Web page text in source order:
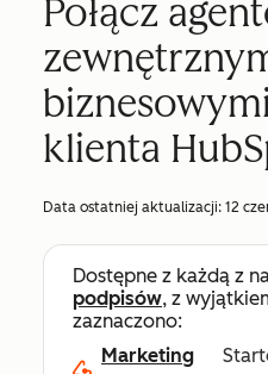
Połącz
klienta
Data ostatniej aktualizacji: 12
Dostępne z każdą z
podpisów, z
zaznaczono:
Marketing